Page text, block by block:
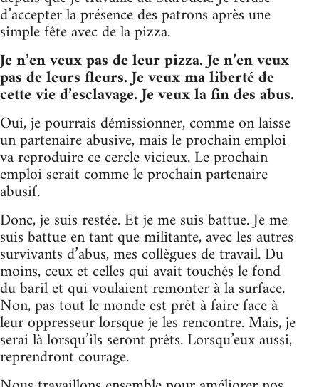
d’accepter la présence des patrons après une
simple fête avec de la pizza.
Je n’en veux pas de leur pizza. Je n’en veux
pas de leurs fleurs. Je veux ma liberté de
cette vie d’esclavage. Je veux la fin des abus.
Oui, je pourrais démissionner, comme on laisse
un partenaire abusive, mais le prochain emploi
va reproduire ce cercle vicieux. Le prochain
emploi serait comme le prochain partenaire
abusif.
Donc, je suis restée. Et je me suis battue. Je me
suis battue en tant que militante, avec les autres
survivants d’abus, mes collègues de travail. Du
moins, ceux et celles qui avait touchés le fond
du baril et qui voulaient remonter à la surface.
Non, pas tout le monde est prêt à faire face à
leur oppresseur lorsque je les rencontre. Mais, je
serai là lorsqu’ils seront prêts. Lorsqu’eux aussi,
reprendront courage.